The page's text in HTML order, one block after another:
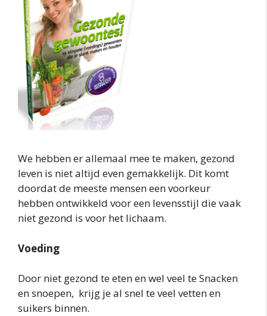
We hebben er allemaal mee te maken, gezond
leven is niet altijd even gemakkelijk. Dit komt
doordat de meeste mensen een voorkeur
hebben ontwikkeld voor een levensstijl die vaak
niet gezond is voor het lichaam.
Voeding
Door niet gezond te eten en wel veel te Snacken
en snoepen, krijg je al snel te veel vetten en
suikers binnen.